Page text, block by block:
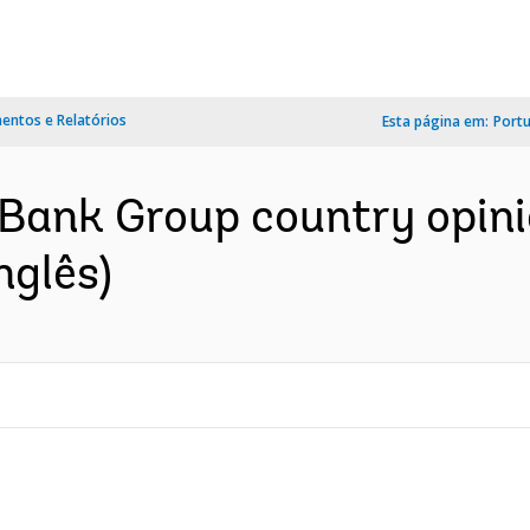
e Relatórios Esta página em:
Group country